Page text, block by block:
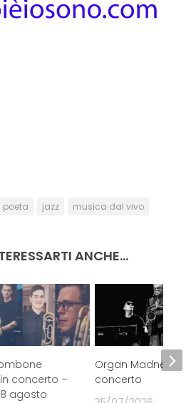
poeta jazz musica dal vivo
ANCHE...
concerto –
agosto
Organ Madness
concerto